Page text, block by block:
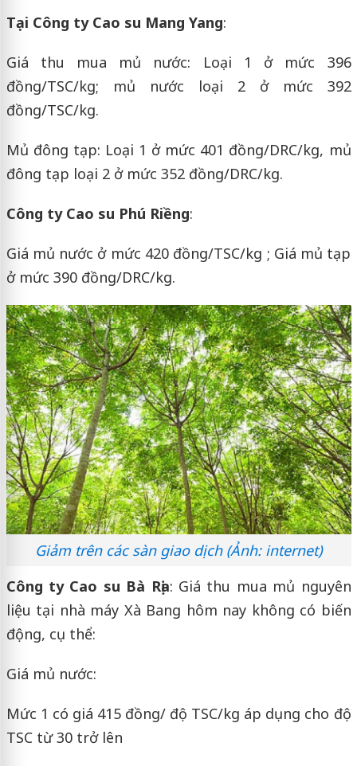
Tại Công ty Cao su Mang Yang:
Giá thu mua mủ nước: Loại 1 ở mức 396
đồng/TSC/kg; mủ nước loại 2 ở mức 392
đồng/TSC/kg.
Mủ đông tạp: Loại 1 ở mức 401 đồng/DRC/kg, mủ
đông tạp loại 2 ở mức 352 đồng/DRC/kg.
Công ty Cao su Phú Riềng:
Giá mủ nước ở mức 420 đồng/TSC/kg ; Giá mủ tạp
ở mức 390 đồng/DRC/kg.
Giảm trên các sàn giao dịch (Ảnh: internet)
Công ty Cao su Bà Rịa: Giá thu mua mủ nguyên
liệu tại nhà máy Xà Bang hôm nay không có biến
động, cụ thể:
Giá mủ nước:
Mức 1 có giá 415 đồng/ độ TSC/kg áp dụng cho độ
TSC từ 30 trở lên